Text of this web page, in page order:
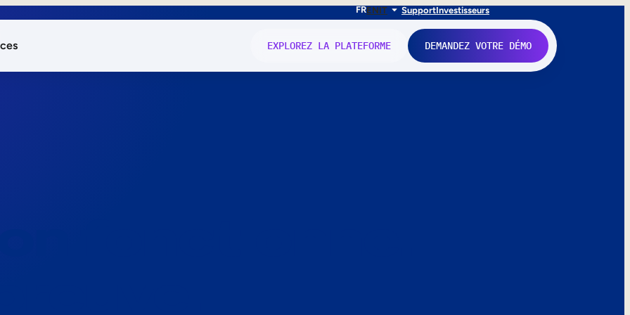
FRENIT SupportInvestisseurs
EXPLOREZ LA PLATEFORME DEMANDEZ VOTRE DÉMO